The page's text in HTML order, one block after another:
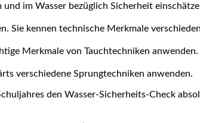
im Was­ser bezüg­lich Sicher­heit
Sie ken­nen tech­ni­sche Merk­ma­le
Merk­ma­le von Tauch­tech­ni­ken anwen­den.
ver­schie­de­ne Sprung­tech­ni­ken anwen­den.
den Was­ser-Sicher­heits-Check